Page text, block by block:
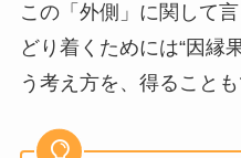
この「外側」に関して
どり着くためには“因縁
う考え方を、得ること